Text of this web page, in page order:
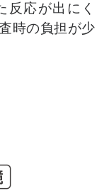
反応が出にく
時の負担が少